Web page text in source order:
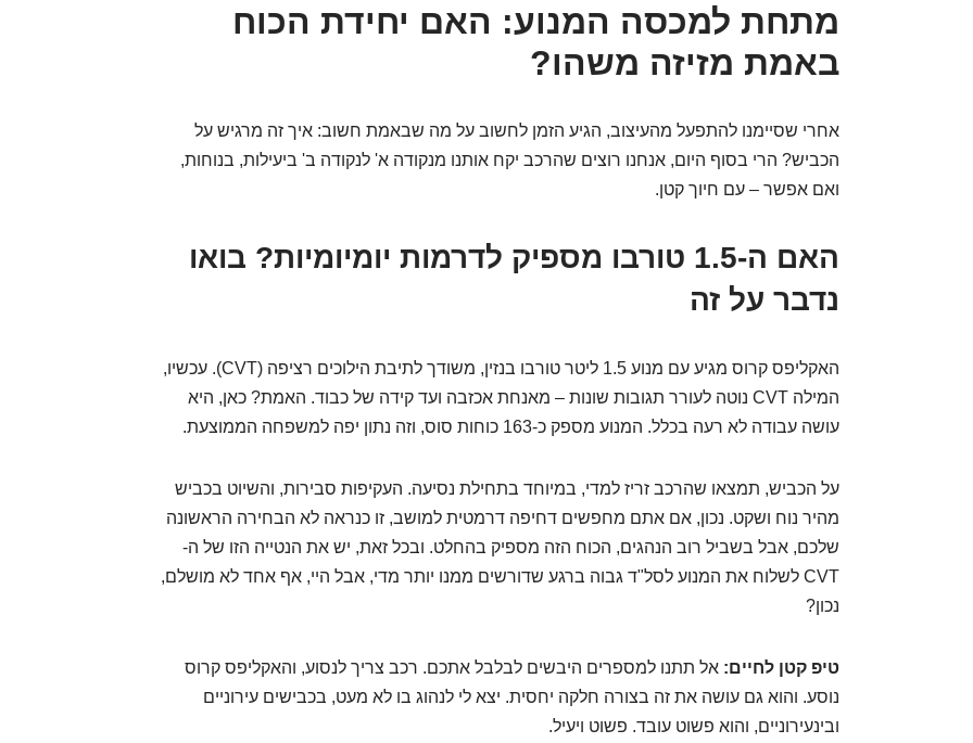
מתחת למכסה המנוע: האם יחידת הכוח
באמת מזיזה משהו?
אחרי שסיימנו להתפעל מהעיצוב, הגיע הזמן לחשוב על מה שבאמת חשוב: איך זה מרגיש על
הכביש? הרי בסוף היום, אנחנו רוצים שהרכב יקח אותנו מנקודה א' לנקודה ב' ביעילות, בנוחות,
ואם אפשר – עם חיוך קטן.
האם ה-1.5 טורבו מספיק לדרמות יומיומיות? בואו
נדבר על זה
האקליפס קרוס מגיע עם מנוע 1.5 ליטר טורבו בנזין, משודך לתיבת הילוכים רציפה (CVT). עכשיו,
המילה CVT נוטה לעורר תגובות שונות – מאנחת אכזבה ועד קידה של כבוד. האמת? כאן, היא
עושה עבודה לא רעה בכלל. המנוע מספק כ-163 כוחות סוס, וזה נתון יפה למשפחה הממוצעת.
על הכביש, תמצאו שהרכב זריז למדי, במיוחד בתחילת נסיעה. העקיפות סבירות, והשיוט בכביש
מהיר נוח ושקט. נכון, אם אתם מחפשים דחיפה דרמטית למושב, זו כנראה לא הבחירה הראשונה
שלכם, אבל בשביל רוב הנהגים, הכוח הזה מספיק בהחלט. ובכל זאת, יש את הנטייה הזו של ה-
CVT לשלוח את המנוע לסל"ד גבוה ברגע שדורשים ממנו יותר מדי, אבל היי, אף אחד לא מושלם,
נכון?
טיפ קטן לחיים: אל תתנו למספרים היבשים לבלבל אתכם. רכב צריך לנסוע, והאקליפס קרוס
נוסע. והוא גם עושה את זה בצורה חלקה יחסית. יצא לי לנהוג בו לא מעט, בכבישים עירוניים
ובינעירוניים, והוא פשוט עובד. פשוט ויעיל.